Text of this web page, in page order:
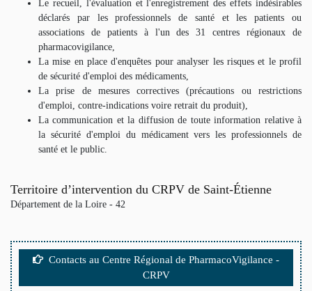
Le recueil, l'évaluation et l'enregistrement des effets indésirables
déclarés par les professionnels de santé et les patients ou
associations de patients à l'un des 31 centres régionaux de
pharmacovigilance,
La mise en place d'enquêtes pour analyser les risques et le profil
de sécurité d'emploi des médicaments,
La prise de mesures correctives (précautions ou restrictions
d'emploi, contre-indications voire retrait du produit),
La communication et la diffusion de toute information relative à
la sécurité d'emploi du médicament vers les professionnels de
santé et le public.
Territoire d’intervention du CRPV de Saint-Étienne
Département de la Loire - 42
Contacts au Centre Régional de PharmacoVigilance -
CRPV